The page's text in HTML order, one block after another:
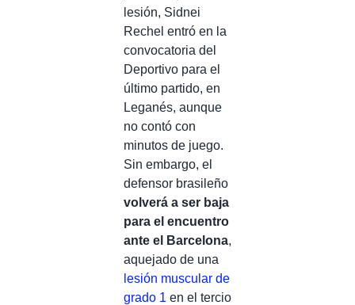
lesión, Sidnei
Rechel entró en la
convocatoria del
Deportivo para el
último partido, en
Leganés, aunque
no contó con
minutos de juego.
Sin embargo, el
defensor brasileño
volverá a ser baja
para el encuentro
ante el Barcelona,
aquejado de una
lesión muscular de
grado 1 en el tercio